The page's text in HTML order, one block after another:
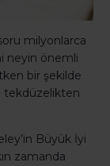
milyonlarca
neyin önemli
bir şekilde
tekdüzelikten
Büyük İyi
zamanda